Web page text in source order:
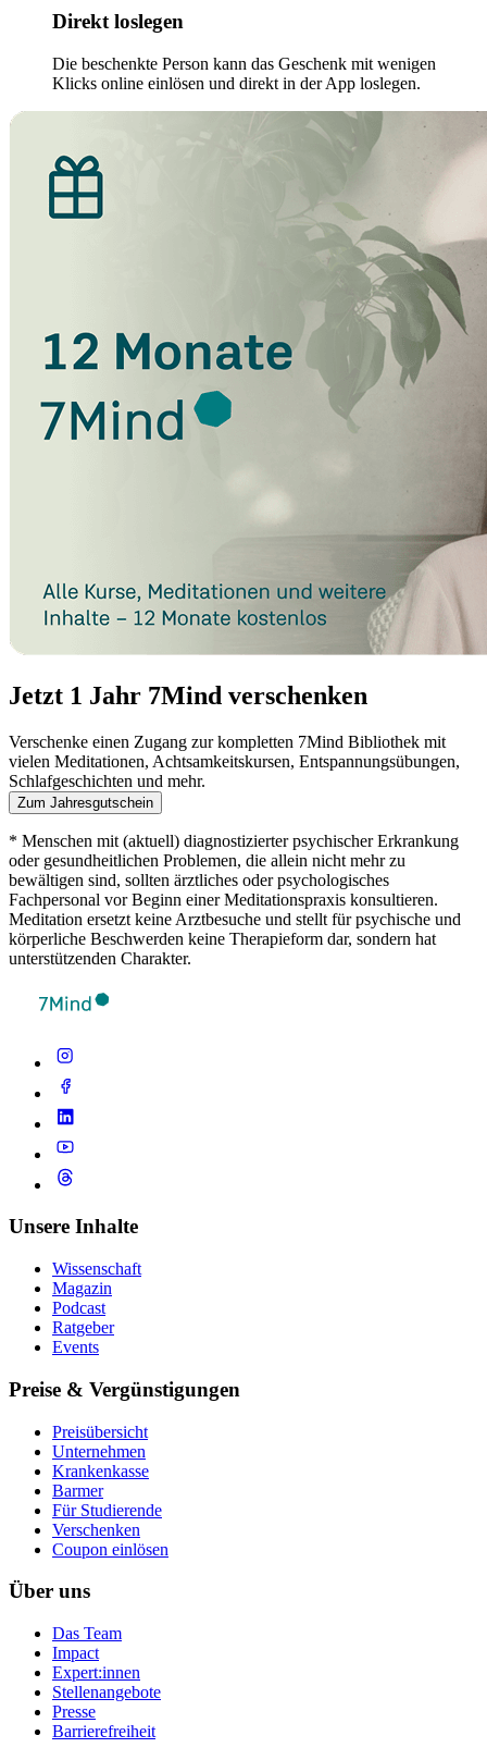
Direkt loslegen
Die beschenkte Person kann das Geschenk mit wenigen
Klicks online einlösen und direkt in der App loslegen.
Jetzt 1 Jahr 7Mind verschenken
Verschenke einen Zugang zur kompletten 7Mind Bibliothek mit
vielen Meditationen, Achtsamkeitskursen, Entspannungsübungen,
Schlafgeschichten und mehr.
Zum Jahresgutschein
* Menschen mit (aktuell) diagnostizierter psychischer Erkrankung
oder gesundheitlichen Problemen, die allein nicht mehr zu
bewältigen sind, sollten ärztliches oder psychologisches
Fachpersonal vor Beginn einer Meditationspraxis konsultieren.
Meditation ersetzt keine Arztbesuche und stellt für psychische und
körperliche Beschwerden keine Therapieform dar, sondern hat
unterstützenden Charakter.
Unsere Inhalte
Wissenschaft
Magazin
Podcast
Ratgeber
Events
Preise & Vergünstigungen
Preisübersicht
Unternehmen
Krankenkasse
Barmer
Für Studierende
Ver­schen­ken
Coupon einlösen
Über uns
Das Team
Impact
Expert:innen
Stellenangebote
Presse
Barrierefreiheit